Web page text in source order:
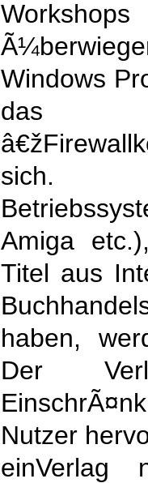
Windows
das
sich.
Amiga
Titel aus
haben,
Der
Nutzer